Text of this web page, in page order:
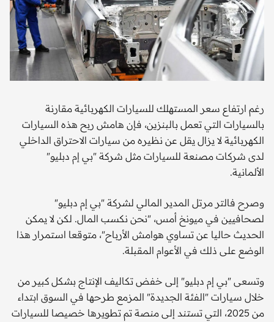
رغم ارتفاع سعر المستهلك للسيارات الكهربائية مقارنة
بالسيارات التي تعمل بالبنزين، فإن هامش ربح هذه السيارات
الكهربائية لا يزال يقل عن نظيره من سيارات الاحتراق الداخلي
لدى شركات مصنعة للسيارات مثل شركة "بي إم دبليو"
الألمانية.
وصرح فالتر مرتل المدير المالي لشركة "بي إم دبليو"
لصحافيين في ميونخ أمس، "نحن نكسب المال. لكن لا يمكن
الحديث حاليا عن تساوي هوامش الأرباح"، متوقعا استمرار هذا
الوضع على ذلك في الأعوام المقبلة.
وتسعى "بي إم دبليو" إلى خفض تكاليف الإنتاج بشكل كبير من
خلال سيارات "الفئة الجديدة" المزمع طرحها في السوق ابتداء
من 2025، التي تستند إلى منصة تم تطويرها خصيصا للسيارات